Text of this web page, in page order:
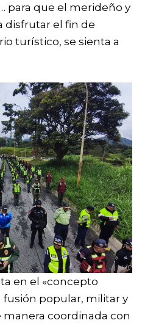
para que el merideño y
disfrutar el fin de
turístico, se sienta a
en el «concepto
popular, militar y
coordinada con